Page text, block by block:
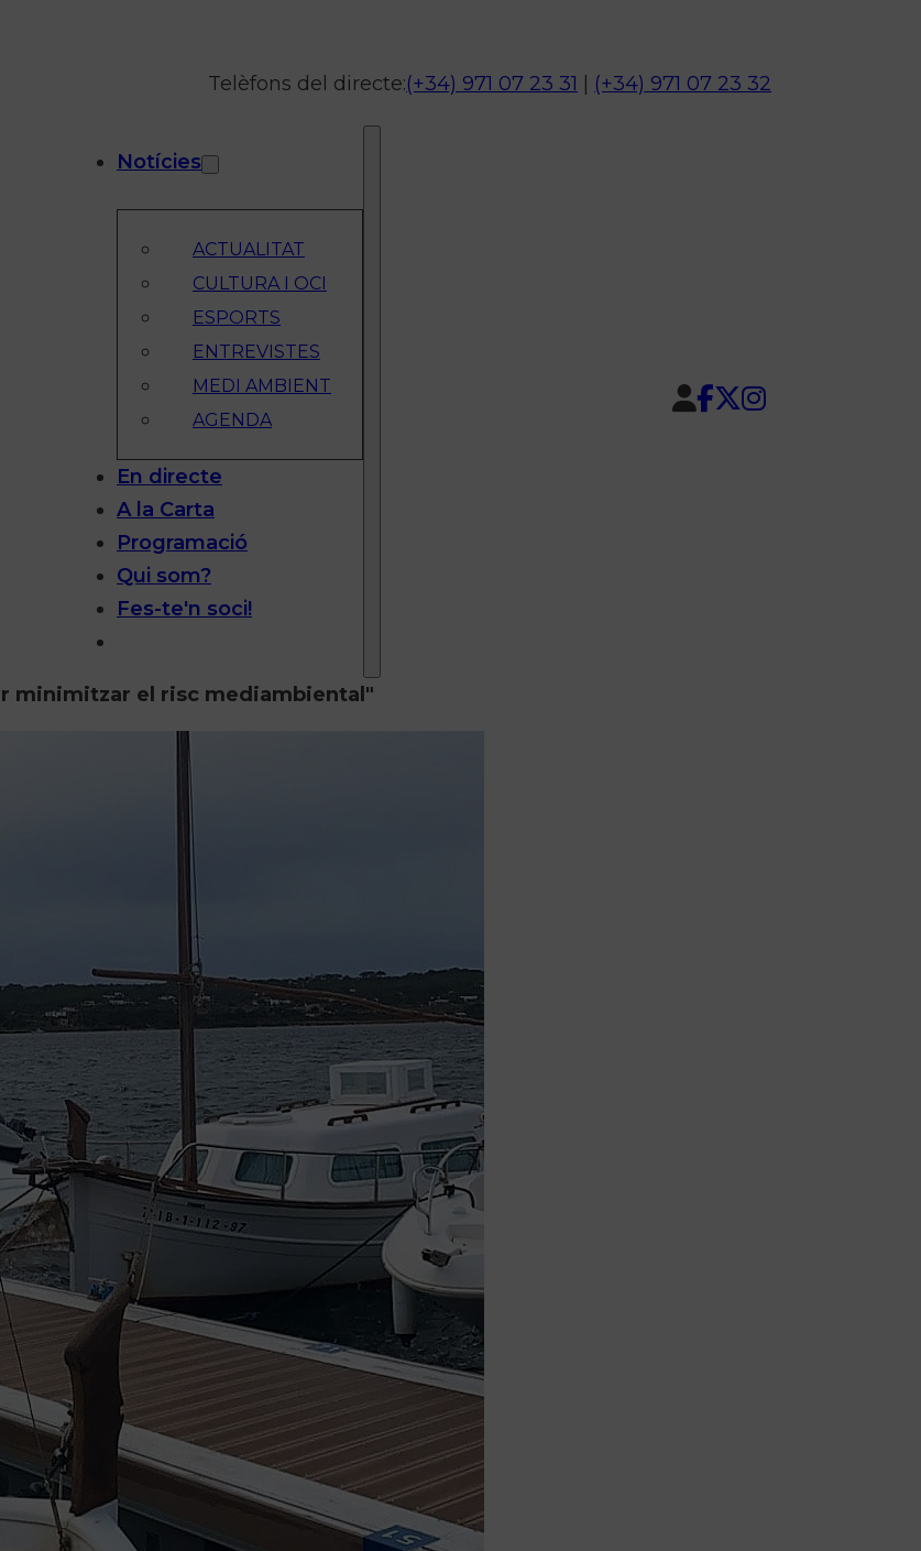
Telèfons del directe:(+34) 971 07 23 31 (+34) 971 07 23 32
Notícies
ACTUALITAT
CULTURA I OCI
ESPORTS
ENTREVISTES
MEDI AMBIENT
AGENDA
En directe
A la Carta
Programació
Qui som?
Fes-te'n soci!
minimitzar el risc mediambiental"